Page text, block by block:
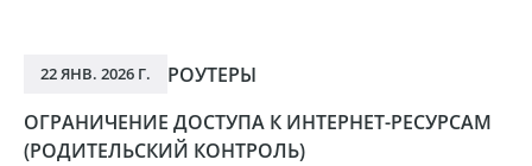
22 ЯНВ. 2026 Г.
РОУТЕРЫ
ОГРАНИЧЕНИЕ ДОСТУПА К ИНТЕРНЕТ-РЕСУРСАМ
(РОДИТЕЛЬСКИЙ КОНТРОЛЬ)